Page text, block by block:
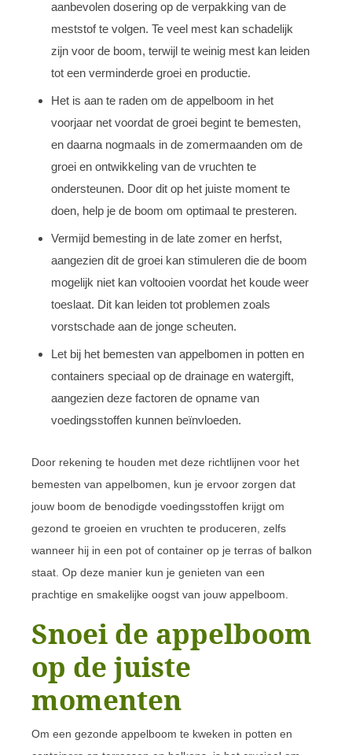
aanbevolen dosering op de verpakking van de
meststof te volgen. Te veel mest kan schadelijk
zijn voor de boom, terwijl te weinig mest kan leiden
tot een verminderde groei en productie.
Het is aan te raden om de appelboom in het
voorjaar net voordat de groei begint te bemesten,
en daarna nogmaals in de zomermaanden om de
groei en ontwikkeling van de vruchten te
ondersteunen. Door dit op het juiste moment te
doen, help je de boom om optimaal te presteren.
Vermijd bemesting in de late zomer en herfst,
aangezien dit de groei kan stimuleren die de boom
mogelijk niet kan voltooien voordat het koude weer
toeslaat. Dit kan leiden tot problemen zoals
vorstschade aan de jonge scheuten.
Let bij het bemesten van appelbomen in potten en
containers speciaal op de drainage en watergift,
aangezien deze factoren de opname van
voedingsstoffen kunnen beïnvloeden.
Door rekening te houden met deze richtlijnen voor het
bemesten van appelbomen, kun je ervoor zorgen dat
jouw boom de benodigde voedingsstoffen krijgt om
gezond te groeien en vruchten te produceren, zelfs
wanneer hij in een pot of container op je terras of balkon
staat. Op deze manier kun je genieten van een
prachtige en smakelijke oogst van jouw appelboom.
Snoei de appelboom
op de juiste
momenten
Om een gezonde appelboom te kweken in potten en